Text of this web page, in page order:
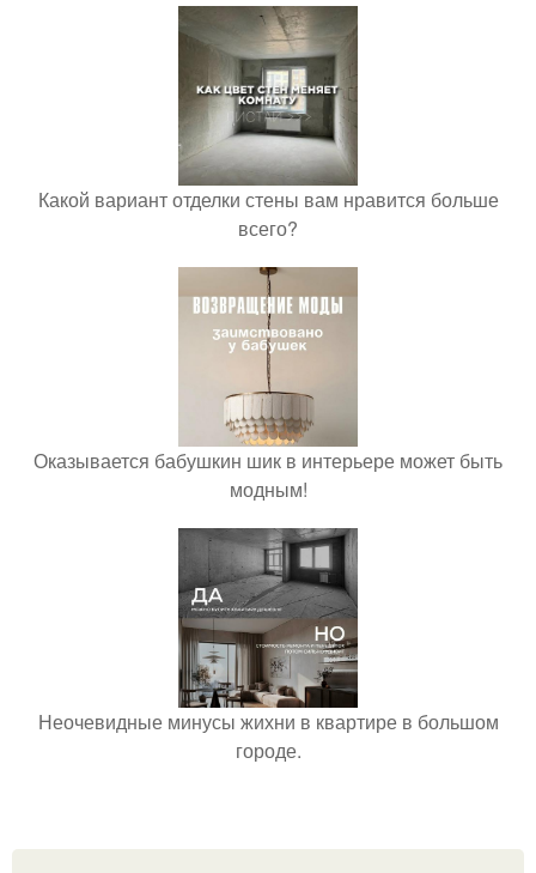
Какой вариант отделки стены вам нравится больше
всего?
Оказывается бабушкин шик в интерьере может быть
модным!
Неочевидные минусы жихни в квартире в большом
городе.